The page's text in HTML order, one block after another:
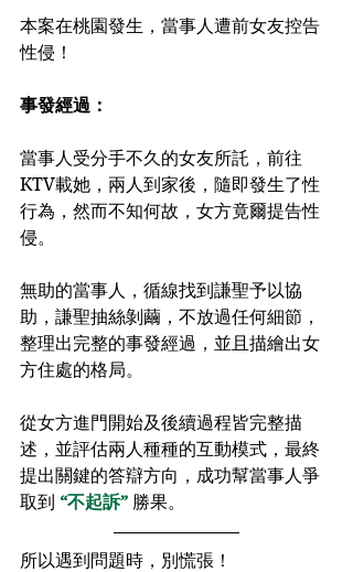
本案在桃園發生，當事人遭前女友控告
性侵！
事發經過：
當事人受分手不久的女友所託，前往
KTV載她，兩人到家後，隨即發生了性
行為，然而不知何故，女方竟爾提告性
侵。
無助的當事人，循線找到謙聖予以協
助，謙聖抽絲剝繭，不放過任何細節，
整理出完整的事發經過，並且描繪出女
方住處的格局。
從女方進門開始及後續過程皆完整描
述，並評估兩人種種的互動模式，最終
提出關鍵的答辯方向，成功幫當事人爭
取到 “不起訴” 勝果。
所以遇到問題時，別慌張！﻿